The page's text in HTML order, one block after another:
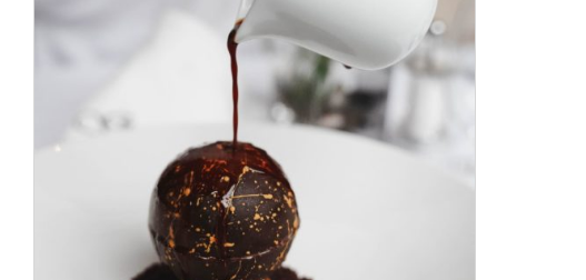
AFEGEIX A LA CISTELLA DETALLS